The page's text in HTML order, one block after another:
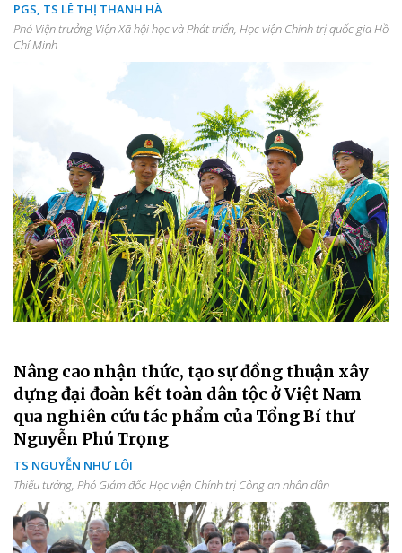
PGS, TS LÊ THỊ THANH HÀ
Phó Viện trưởng Viện Xã hội học và Phát triển, Học viện Chính trị quốc gia Hồ
Chí Minh
Nâng cao nhận thức, tạo sự đồng thuận xây
dựng đại đoàn kết toàn dân tộc ở Việt Nam
qua nghiên cứu tác phẩm của Tổng Bí thư
Nguyễn Phú Trọng
TS NGUYỄN NHƯ LÔI
Thiếu tướng, Phó Giám đốc Học viện Chính trị Công an nhân dân